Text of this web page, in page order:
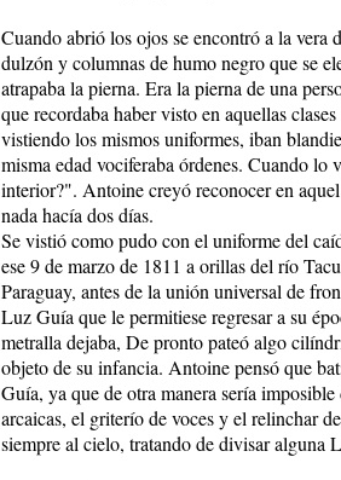
Cuando abrió los ojos se encontró a la
dulzón y columnas de humo negro que se
atrapaba la pierna. Era la pierna de una
que recordaba haber visto en aquellas
vistiendo los mismos uniformes, iban
misma edad vociferaba órdenes. Cuando
interior?". Antoine creyó reconocer en
nada hacía dos días.
Se vistió como pudo con el uniforme del
ese 9 de marzo de 1811 a orillas del río
Paraguay, antes de la unión universal de
Luz Guía que le permitiese regresar a su
metralla dejaba, De pronto pateó algo
objeto de su infancia. Antoine pensó que
Guía, ya que de otra manera sería
arcaicas, el griterío de voces y el relinchar
siempre al cielo, tratando de divisar alguna